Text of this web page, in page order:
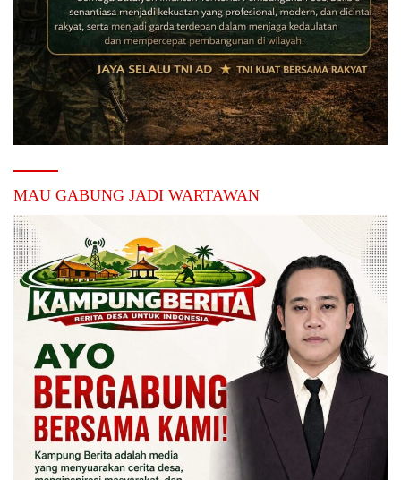
MAU GABUNG JADI WARTAWAN